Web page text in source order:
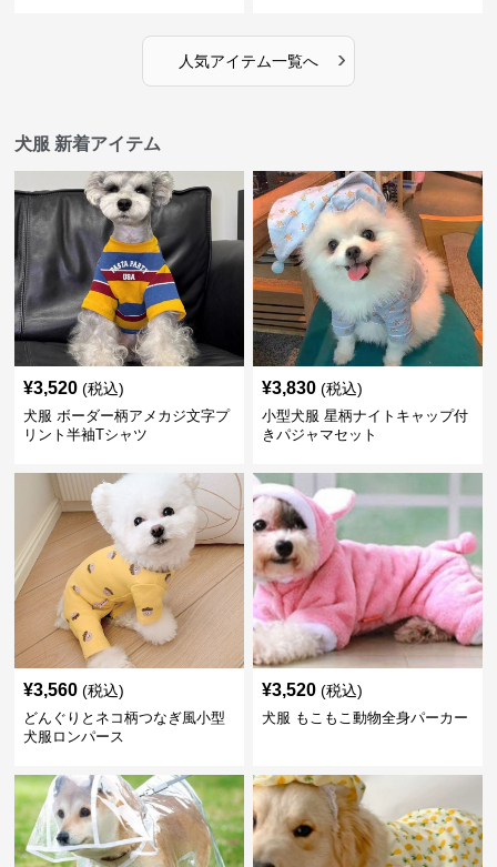
人気アイテム一覧へ ›
犬服 新着アイテム
¥3,520 (税込)
犬服 ボーダー柄アメカジ文字プ
リント半袖Tシャツ
¥3,830 (税込)
小型犬服 星柄ナイトキャップ付
きパジャマセット
¥3,560 (税込)
どんぐりとネコ柄つなぎ風小型
犬服ロンパース
¥3,520 (税込)
犬服 もこもこ動物全身パーカー